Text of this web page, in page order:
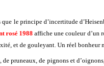
le principe d’incertitude
rosé 1988 affiche une couleur d’un
et de gouleyant. Un réel bonheur
de pruneaux, de pignons et